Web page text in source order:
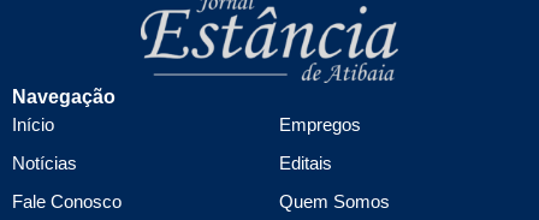
Navegação
Início
Notícias
Fale Conosco
Empregos
Editais
Quem Somos